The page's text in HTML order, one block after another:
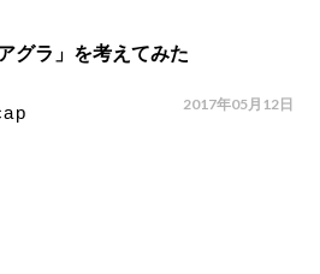
グラ」を考えてみた
2017年05月12日